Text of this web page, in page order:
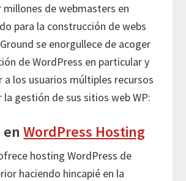
de webmasters en
para la construcción de webs
se enorgullece de acoger
de WordPress en particular y
a los usuarios múltiples recursos
gestión de sus sitios web WP:
enWordPress Hosting
hosting WordPress de
haciendo hincapié en la